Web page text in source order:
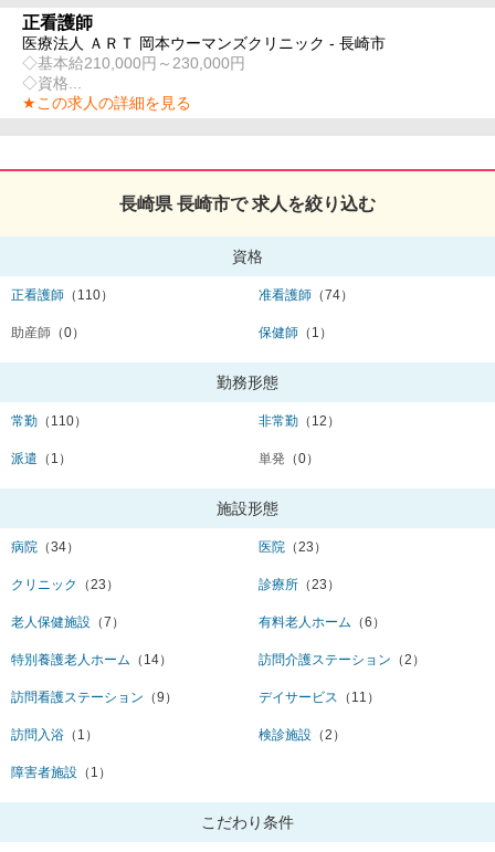
正看護師
医療法人 ＡＲＴ 岡本ウーマンズクリニック - 長崎市
◇基本給210,000円～230,000円
◇資格...
★この求人の詳細を見る
長崎県 長崎市で 求人を絞り込む
資格
正看護師 （110） 准看護師 （74）
助産師 （0） 保健師 （1）
勤務形態
常勤 （110） 非常勤 （12）
派遣 （1） 単発 （0）
施設形態
病院 （34） 医院 （23）
クリニック （23） 診療所 （23）
老人保健施設 （7） 有料老人ホーム （6）
特別養護老人ホーム （14） 訪問介護ステーション （2）
訪問看護ステーション （9） デイサービス （11）
訪問入浴 （1） 検診施設 （2）
障害者施設 （1）
こだわり条件